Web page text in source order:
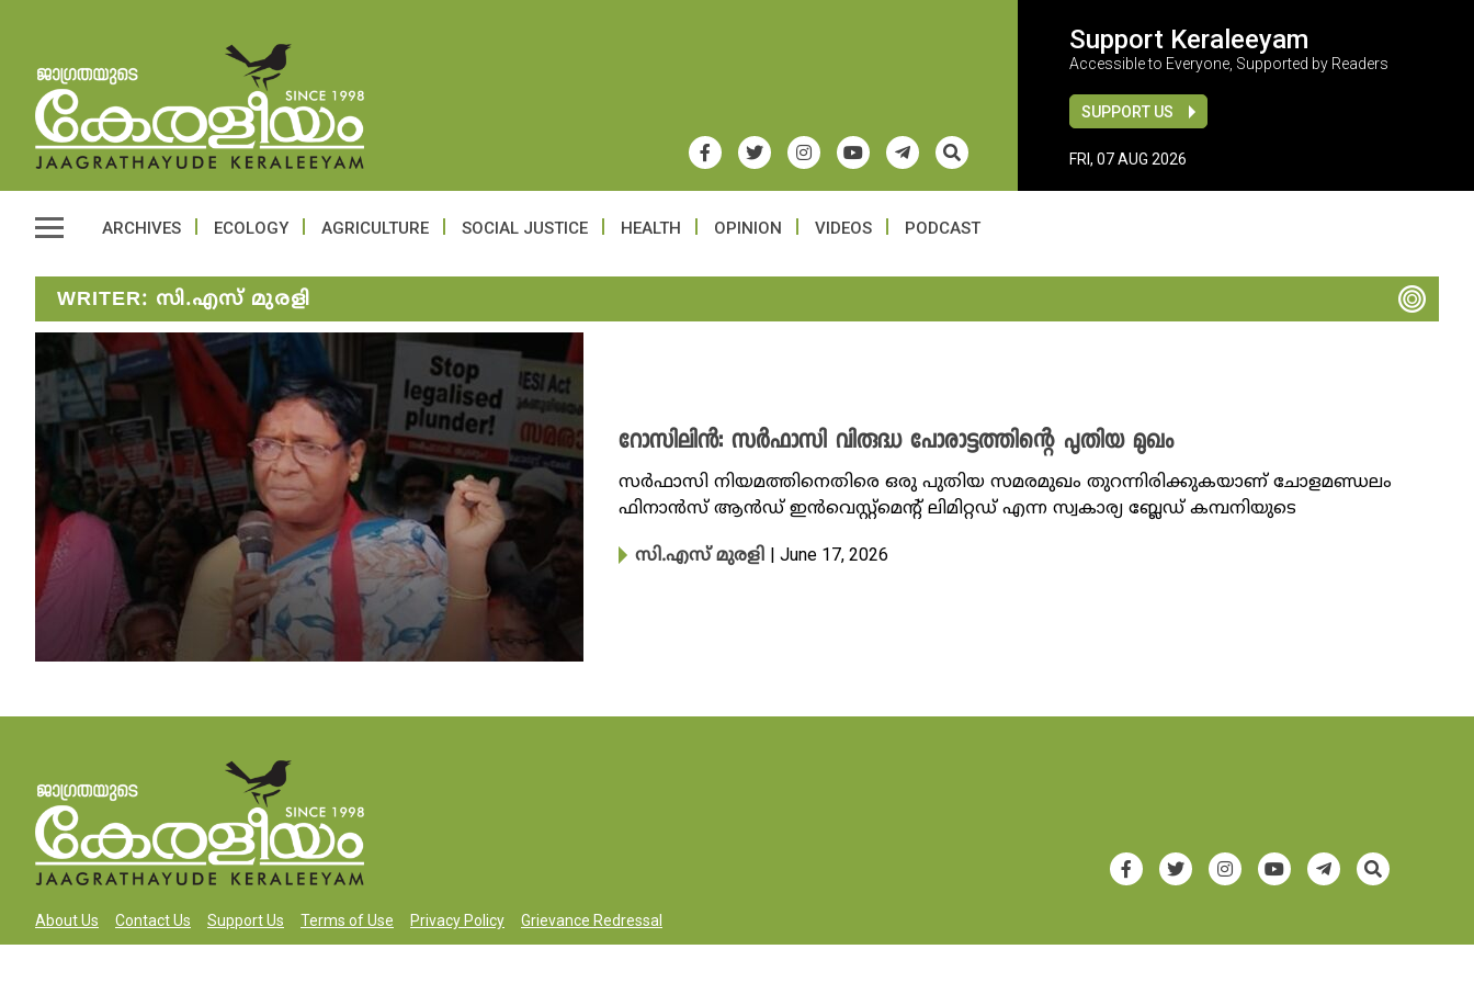
Support Keraleeyam
Accessible to Everyone, Supported by Readers
SUPPORT US
FRI, 07 AUG 2026
ARCHIVES ECOLOGY AGRICULTURE SOCIAL JUSTICE HEALTH OPINION VIDEOS PODCAST
WRITER: സി.എസ് മുരളി
റോസിലിന്‍: സര്‍ഫാസി വിരുദ്ധ പോരാട്ടത്തിന്റെ പുതിയ മുഖം
സര്‍ഫാസി നിയമത്തിനെതിരെ ഒരു പുതിയ സമരമുഖം തുറന്നിരിക്കുകയാണ് ചോളമണ്ഡലം
ഫിനാന്‍സ് ആന്‍ഡ് ഇന്‍വെസ്റ്റ്‌മെന്റ് ലിമിറ്റഡ് എന്ന സ്വകാര്യ ബ്ലേഡ് കമ്പനിയുടെ
സി.എസ് മുരളി | June 17, 2026
About Us Contact Us Support Us Terms of Use Privacy Policy Grievance Redressal